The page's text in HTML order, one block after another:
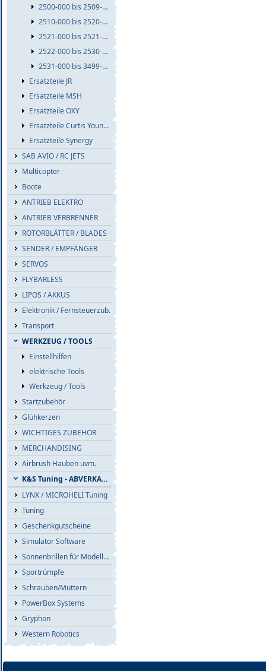
2500-000 bis 2509-999
2510-000 bis 2520-999
2521-000 bis 2521-999
2522-000 bis 2530-999
2531-000 bis 3499-999
Ersatzteile JR
Ersatzteile MSH
Ersatzteile OXY
Ersatzteile Curtis Youngblood
Ersatzteile Synergy
SAB AVIO / RC JETS
Multicopter
Boote
ANTRIEB ELEKTRO
ANTRIEB VERBRENNER
ROTORBLÄTTER / BLADES
SENDER / EMPFÄNGER
SERVOS
FLYBARLESS
LIPOS / AKKUS
Elektronik / Fernsteuerzub.
Transport
WERKZEUG / TOOLS
Einstellhilfen
elektrische Tools
Werkzeug / Tools
Startzubehör
Glühkerzen
WICHTIGES ZUBEHÖR
MERCHANDISING
Airbrush Hauben uvm.
K&S Tuning - ABVERKAUF
LYNX / MICROHELI Tuning
Tuning
Geschenkgutscheine
Simulator Software
Sonnenbrillen für Modellflieger
Sportrümpfe
Schrauben/Muttern
PowerBox Systems
Gryphon
Western Robotics